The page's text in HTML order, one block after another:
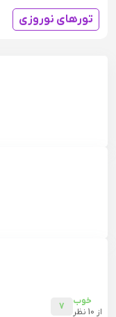
تورهای نوروزی
7
خوب
از 10 نظر